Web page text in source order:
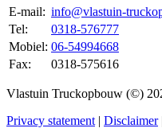
E-mail: info@vlastuin-
Tel:
0318-576777
Mobiel: 06-54994668
Fax:
0318-575616
Vlastuin Truckopbouw (©)
Privacy statement| Disclaimer|